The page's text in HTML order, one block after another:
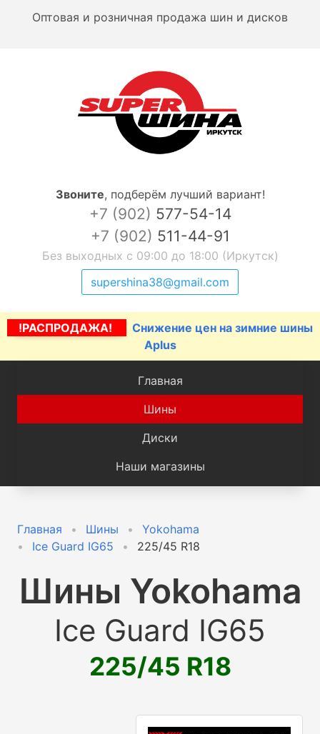
Оптовая и розничная продажа шин и дисков
Звоните, подберём лучший вариант!
+7 (902) 577-54-14
+7 (902) 511-44-91
Без выходных с 09:00 до 18:00 (Иркутск)
supershina38@gmail.com
!РАСПРОДАЖА!
Снижение цен на зимние шины
Aplus
Главная
Шины
Диски
Наши магазины
Главная Шины
Yokohama
Ice Guard IG65
225/45 R18
Шины Yokohama
Ice Guard IG65
225/45 R18